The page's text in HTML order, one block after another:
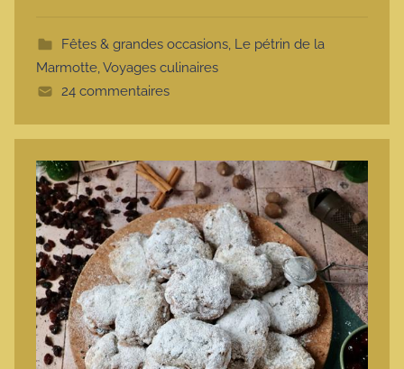
t
e
Fêtes & grandes occasions, Le pétrin de la
Marmotte,Voyages culinaires
24 commentaires